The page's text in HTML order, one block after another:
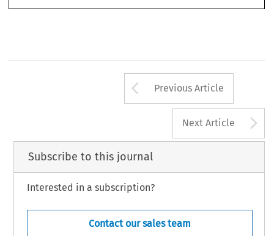
Arrow button
Previous Article
Next Article
Subscribe to this journal
Interested in a subscription?
Contact our sales team